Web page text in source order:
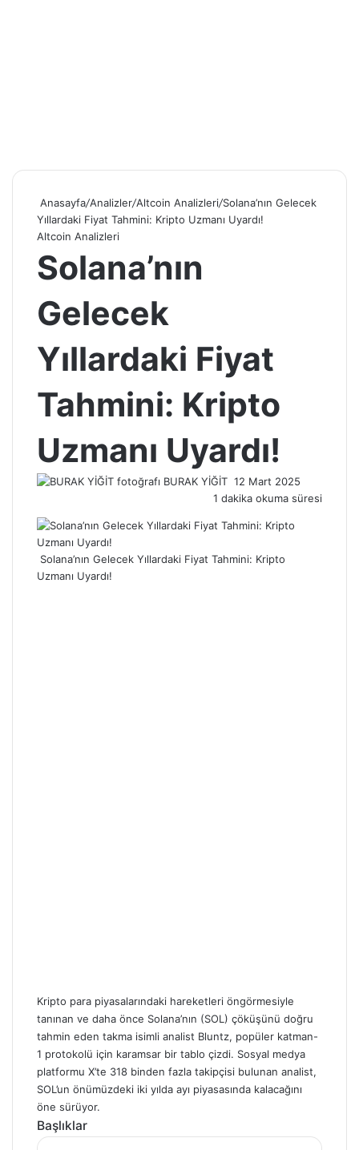
Anasayfa/Analizler/Altcoin Analizleri/Solana’nın Gelecek
Yıllardaki Fiyat Tahmini: Kripto Uzmanı Uyardı!
Altcoin Analizleri
Solana’nın
Gelecek
Yıllardaki Fiyat
Tahmini: Kripto
Uzmanı Uyardı!
BURAK YİĞİT Bir
e-
göndermek
12 Mart 2025
1 dakika okuma süresi
Solana’nın Gelecek Yıllardaki Fiyat Tahmini: Kripto
Uzmanı Uyardı!
Kripto para piyasalarındaki hareketleri öngörmesiyle
tanınan ve daha önce Solana’nın (SOL) çöküşünü doğru
tahmin eden takma isimli analist Bluntz, popüler katman-
1 protokolü için karamsar bir tablo çizdi. Sosyal medya
platformu X’te 318 binden fazla takipçisi bulunan analist,
SOL’un önümüzdeki iki yılda ayı piyasasında kalacağını
öne sürüyor.
Başlıklar